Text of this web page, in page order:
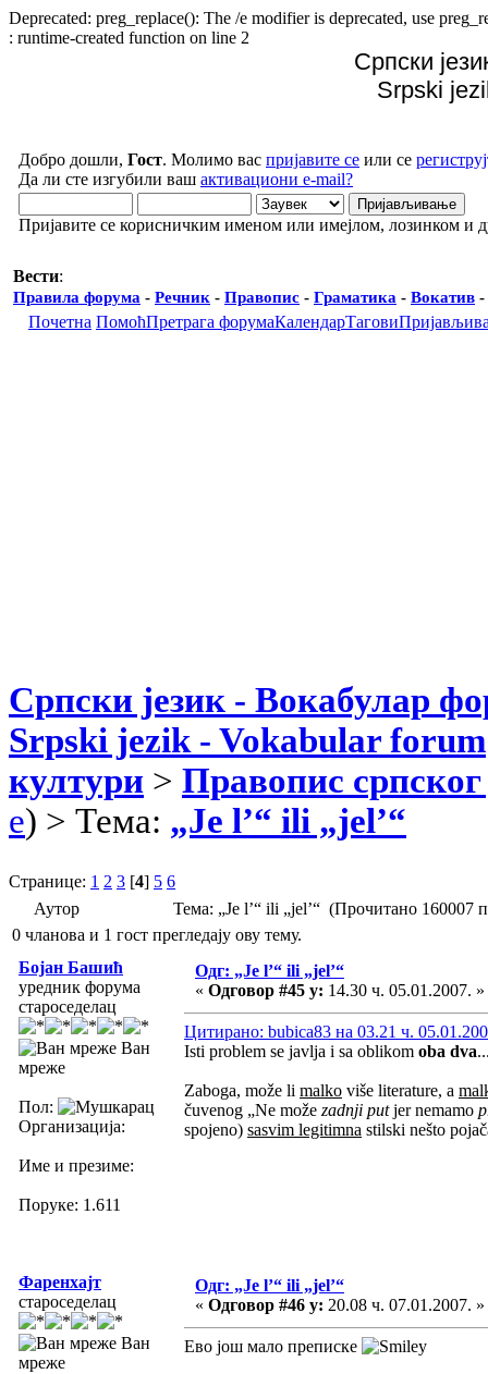
Deprecated: preg_replace(): The /e modifier is deprecated, use
: runtime-created function on line 2
Српски
Srpski
Добро дошли, Гост. Молимо вас пријавите се или се
Да ли сте изгубили ваш активациони e-mail?
Пријавите се корисничким именом или имејлом, лозинком и
Вести:
Правила форума - Речник - Правопис - Граматика - Вокатив -
Почетна ПомоћПретрага форумаКалендарТагови
Српски језик - Вокабулар
Srpski jezik - Vokabular forum
култури > Правопис српског
e) > Тема: „Je l’“ ili „jel’“
Странице: 1 2 3 [4] 5 6
Аутор
Тема: „Je l’“ ili „jel’“ (Прочитано 160007
0 чланова и 1 гост прегледају ову тему.
Бојан Башић
уредник форума
староседелац
Ван
мреже
Пол:
Организација:
Име и презиме:
Поруке: 1.611
Одг: „Je l’“ ili „jel’“
« Одговор #45 у: 14.30 ч. 05.01.2007. »
Цитирано: bubica83 на 03.21 ч.
Isti problem se javlja i sa oblikom oba dva
Zaboga, može li malko više literature, a
čuvenog „Ne može zadnji putjer nemamo
spojeno) sasvim legitimna stilski nešto
Фаренхајт
староседелац
Ван
мреже
Одг: „Je l’“ ili „jel’“
« Одговор #46 у: 20.08 ч. 07.01.2007. »
Ево још мало преписке